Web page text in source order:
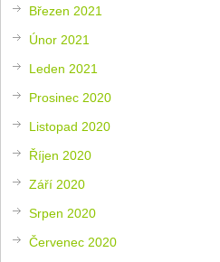
Březen 2021
Únor 2021
Leden 2021
Prosinec 2020
Listopad 2020
Říjen 2020
Září 2020
Srpen 2020
Červenec 2020